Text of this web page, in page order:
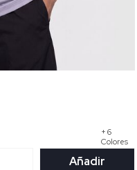
+ 6
Colores
Añadir